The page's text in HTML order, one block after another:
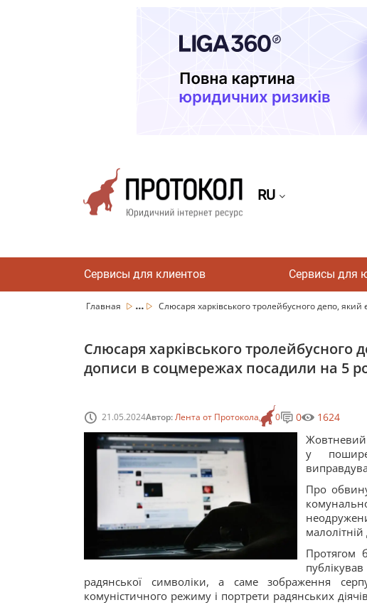
RU
Сервисы для клиентов Сервисы для
Главная ... Слюсаря харківського тролейбусного депо, який
Слюсаря харківського тролейбусного
дописи в соцмережах посадили на 5
21.05.2024Автор:Лента от Протокола 0 0 1624
Жовтневий
у
Про
малолітній
Протягом
радянської символіки, а саме зображення
комуністичного режиму і портрети радянських